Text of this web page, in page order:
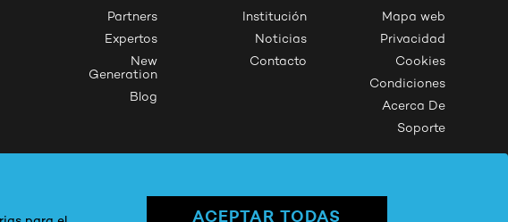
ACEPTAR TODAS
Partners
Expertos
New
Generation
Blog
Institución
Noticias
Contacto
Mapa web
Privacidad
Cookies
Condiciones
Acerca De
Soporte